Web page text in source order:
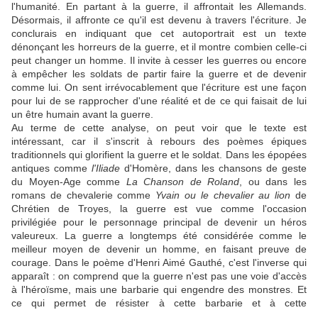
l'humanité. En partant à la guerre, il affrontait les Allemands.
Désormais, il affronte ce qu'il est devenu à travers l'écriture. Je
conclurais en indiquant que cet autoportrait est un texte
dénonçant les horreurs de la guerre, et il montre combien celle-ci
peut changer un homme. Il invite à cesser les guerres ou encore
à empêcher les soldats de partir faire la guerre et de devenir
comme lui. On sent irrévocablement que l'écriture est une façon
pour lui de se rapprocher d'une réalité et de ce qui faisait de lui
un être humain avant la guerre.
Au terme de cette analyse, on peut voir que le texte est
intéressant, car il s'inscrit à rebours des poèmes épiques
traditionnels qui glorifient la guerre et le soldat. Dans les épopées
antiques comme l'Iliade d'Homère, dans les chansons de geste
du Moyen-Age comme La Chanson de Roland , ou dans les
romans de chevalerie comme Yvain ou le chevalier au lion de
Chrétien de Troyes, la guerre est vue comme l'occasion
privilégiée pour le personnage principal de devenir un héros
valeureux. La guerre a longtemps été considérée comme le
meilleur moyen de devenir un homme, en faisant preuve de
courage. Dans le poème d'Henri Aimé Gauthé, c'est l'inverse qui
apparaît : on comprend que la guerre n'est pas une voie d'accès
à l'héroïsme, mais une barbarie qui engendre des monstres. Et
ce qui permet de résister à cette barbarie et à cette